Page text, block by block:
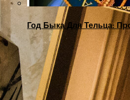
Год Быка Для Тельца: